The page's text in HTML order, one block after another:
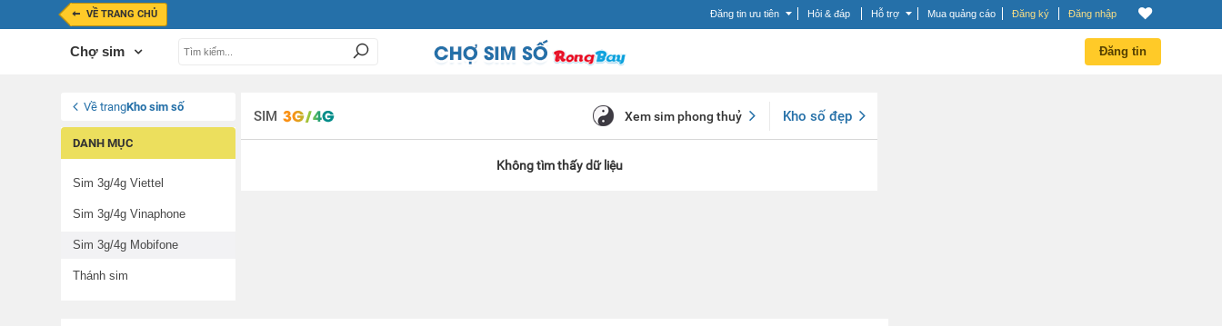
VỀ TRANG CHỦ Đăng tin ưu tiên Hỏi & đáp Hỗ trợ Mua quảng cáo Đăng ký Đăng nhập
Chợ sim Đăng tin
Về trangKho sim số
DANH MỤC
Sim 3g/4g Viettel
Sim 3g/4g Vinaphone
Sim 3g/4g Mobifone
Thánh sim
SIM Kho số đẹp
Xem sim phong thuỷ
Không tìm thấy dữ liệu